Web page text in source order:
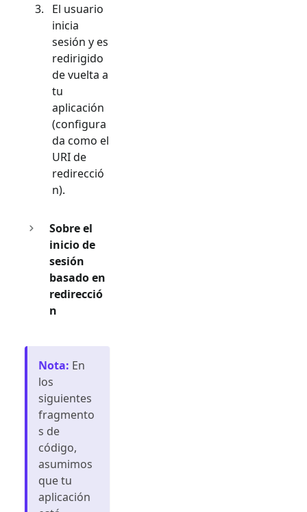
El usuario
inicia
sesión y es
redirigido
de vuelta a
tu
aplicación
(configura
da como el
URI de
redirecció
n).
Sobre el
inicio de
sesión
basado en
redirecció
n
Nota: En
los
siguientes
fragmento
s de
código,
asumimos
que tu
aplicación